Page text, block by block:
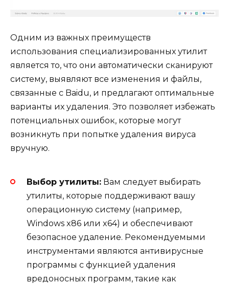
Одним из важных преимуществ
использования специализированных утилит
является то, что они автоматически сканируют
систему, выявляют все изменения и файлы,
связанные с Baidu, и предлагают оптимальные
варианты их удаления. Это позволяет избежать
потенциальных ошибок, которые могут
возникнуть при попытке удаления вируса
вручную.
Выбор утилиты: Вам следует выбирать
утилиты, которые поддерживают вашу
операционную систему (например,
Windows x86 или x64) и обеспечивают
безопасное удаление. Рекомендуемыми
инструментами являются антивирусные
программы с функцией удаления
вредоносных программ, такие как